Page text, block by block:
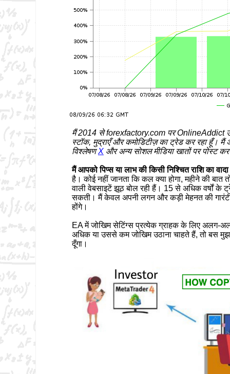
मैं 2014 से forexfactory.com पर OnlineAddict
स्टॉक, मुद्राएँ और कमोडिटीज़ का ट्रेड कर रहा हूँ। मैं
विश्लेषणX और अन्य सोशल मीडिया खातों पर पोस्ट
मैं आपको पिप्स या लाभ की किसी निश्चित राशि का
है। कोई नहीं जानता कि कल क्या होगा, महीने की
वाली वेबसाइटें झूठ बोल रही हैं। 15 से अधिक वर्षों के
सकती। मैं केवल अपनी लगन और कड़ी मेहनत की गारंटी
होंगे।
EA में जोखिम सेटिंग्स प्रत्येक ग्राहक के लिए अलग-
अधिक या उससे कम जोखिम उठाना चाहते हैं, तो बस
दूँगा।